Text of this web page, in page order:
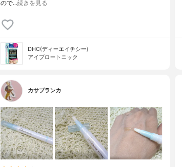
ので…続きを見る
DHC(ディーエイチシー)
アイブロートニック
カサブランカ